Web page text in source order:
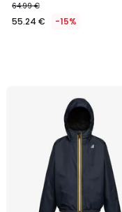
64.99 €
55.24 € -15%